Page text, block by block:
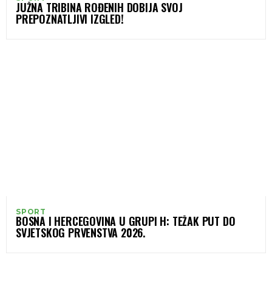
JUŽNA TRIBINA ROĐENIH DOBIJA SVOJ
PREPOZNATLJIVI IZGLED!
SPORT
BOSNA I HERCEGOVINA U GRUPI H: TEŽAK PUT DO
SVJETSKOG PRVENSTVA 2026.